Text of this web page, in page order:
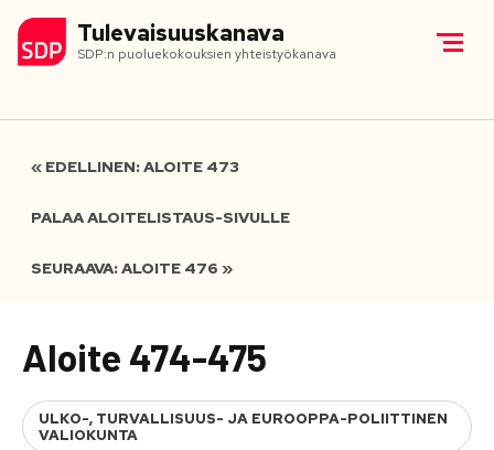
Tulevaisuuskanava
SDP:n puoluekokouksien yhteistyökanava
« EDELLINEN: ALOITE 473
PALAA ALOITELISTAUS-SIVULLE
SEURAAVA: ALOITE 476 »
Aloite 474-475
ULKO-, TURVALLISUUS- JA EUROOPPA-POLIITTINEN
VALIOKUNTA